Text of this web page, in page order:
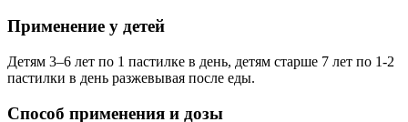
Применение у детей
Детям 3–6 лет по 1 пастилке в день, детям старше 7 лет по 1-2
пастилки в день разжевывая после еды.
Способ применения и дозы